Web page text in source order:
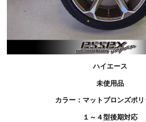
ハイエース
未使用品
カラー：マットブロンズポリ
１～４型後期対応